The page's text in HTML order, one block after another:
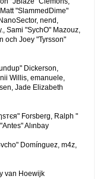
"SlammedDime"
nend,
Sami "SychO" Mazouz,
och Joey "Tyrsson"
Dickerson,
Willis, emanuele,
Jade Elizabeth
Forsberg, Ralph "
Alınbay
Domínguez, m4z,
van Hoewijk